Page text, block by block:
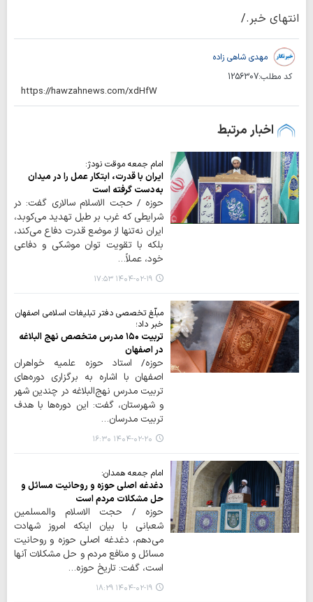
انتهای خبر./
مهدی شاهی زاده
کد مطلب:1256307
اخبار مرتبط
امام جمعه موقت نودژ:
ایران با قدرت، ابتکار عمل را در میدان
به‌دست گرفته است
حوزه / حجت الاسلام سالاری گفت: در
شرایطی که غرب بر طبل تهدید می‌کوبد،
ایران نه‌تنها از موضع قدرت دفاع می‌کند،
بلکه با تقویت توان موشکی و دفاعی
خود، عملاً…
۱۴۰۴-۰۲-۱۹ ۱۷:۵۳
مبلّغ تخصصی دفتر تبلیغات اسلامی اصفهان
خبر داد؛
تربیت ۱۵۰ مدرس متخصص نهج البلاغه
در اصفهان
حوزه/ استاد حوزه علمیه خواهران
اصفهان با اشاره به برگزاری دوره‌های
تربیت مدرس نهج‌البلاغه در چندین شهر
و شهرستان، گفت: این دوره‌ها با هدف
تربیت مدرسان…
۱۴۰۴-۰۲-۲۰ ۱۶:۳۰
امام جمعه همدان:
دغدغه اصلی حوزه و روحانیت مسائل و
حل مشکلات مردم است
حوزه / حجت الاسلام والمسلمین
شعبانی با بیان اینکه امروز شهادت
می‌دهم، دغدغه اصلی حوزه و روحانیت
مسائل و منافع مردم و حل مشکلات آنها
است، گفت: تاریخ حوزه…
۱۴۰۴-۰۲-۱۹ ۱۸:۲۹